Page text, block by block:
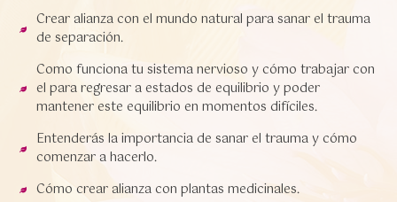
Crear alianza con el mundo natural para sanar el trauma
de separación.
Como funciona tu sistema nervioso y cómo trabajar con
el para regresar a estados de equilibrio y poder
mantener este equilibrio en momentos difíciles.
Entenderás la importancia de sanar el trauma y cómo
comenzar a hacerlo.
Cómo crear alianza con plantas medicinales.